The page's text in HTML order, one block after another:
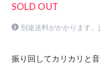
SOLD OUT
別途送料がかかります。
振り回してカリカリと